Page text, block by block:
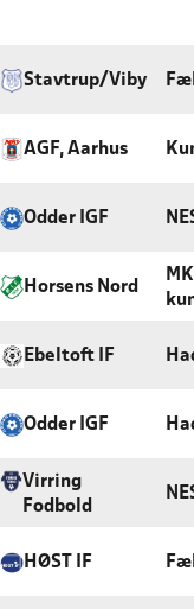
Stavtrup/Viby
AGF, Aarhus
Odder IGF
Horsens Nord
Ebeltoft IF
Odder IGF
Virring
Fodbold
HØST IF